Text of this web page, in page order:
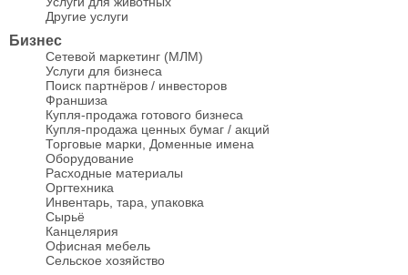
Другие услуги
Бизнес
Сетевой маркетинг (МЛМ)
Услуги для бизнеса
Поиск партнёров / инвесторов
Франшиза
Купля-продажа готового бизнеса
Купля-продажа ценных бумаг / акций
Торговые марки, Доменные имена
Оборудование
Расходные материалы
Оргтехника
Инвентарь, тара, упаковка
Сырьё
Канцелярия
Офисная мебель
Сельское хозяйство